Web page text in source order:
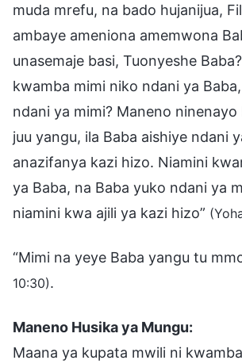
muda mrefu, na bado hujanijua,
ambaye ameniona amemwona
unasemaje basi, Tuonyeshe
kwamba mimi niko ndani ya
ndani ya mimi? Maneno ninenayo
juu yangu, ila Baba aishiye ndani
anazifanya kazi hizo. Niamini
ya Baba, na Baba yuko ndani ya
niamini kwa ajili ya kazi hizo”
“Mimi na yeye Baba yangu tu
10:30).
Maneno Husika ya Mungu:
Maana ya kupata mwili ni